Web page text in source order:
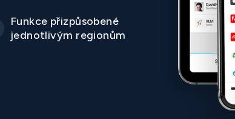
Funkce přizpůsobené
jednotlivým regionům